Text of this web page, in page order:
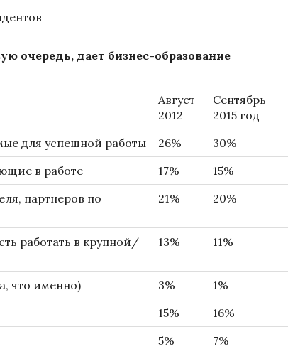
очередь, дает бизнес-образование
Август
2012
Сентябрь
2015 год
для успешной работы
26%
30%
в работе
17%
15%
партнеров по
21% 20%
работать в крупной/
13% 11%
что именно) 3%
1%
15%
16%
5% 7%